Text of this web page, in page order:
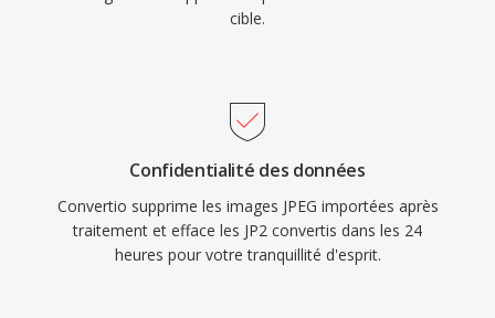
cible.
Confidentialité des données
Convertio supprime les images JPEG importées après
traitement et efface les JP2 convertis dans les 24
heures pour votre tranquillité d'esprit.